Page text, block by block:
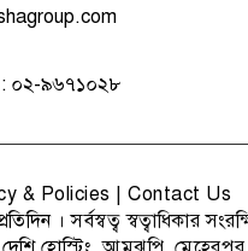
০২-৯৬৭১০২৮
& Policies |Contact Us
। সর্বস্বত্ব স্বত্বাধিকার